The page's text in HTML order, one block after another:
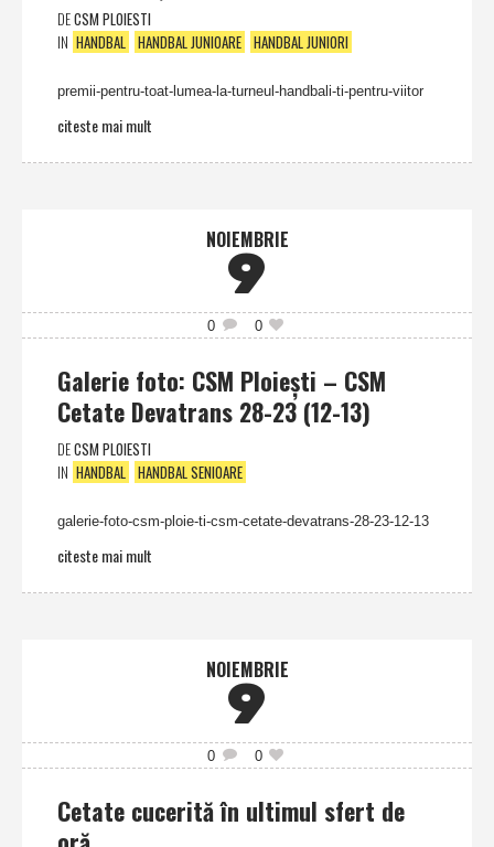
DECSM PLOIESTI
IN HANDBAL HANDBAL JUNIOARE HANDBAL JUNIORI
premii-pentru-toat-lumea-la-turneul-handbali-ti-pentru-viitor
citeste mai mult
NOIEMBRIE
9
0 0
Galerie foto: CSM Ploieşti – CSM
Cetate Devatrans 28-23 (12-13)
DECSM PLOIESTI
IN HANDBAL HANDBAL SENIOARE
galerie-foto-csm-ploie-ti-csm-cetate-devatrans-28-23-12-13
citeste mai mult
NOIEMBRIE
9
0 0
Cetate cucerită în ultimul sfert de